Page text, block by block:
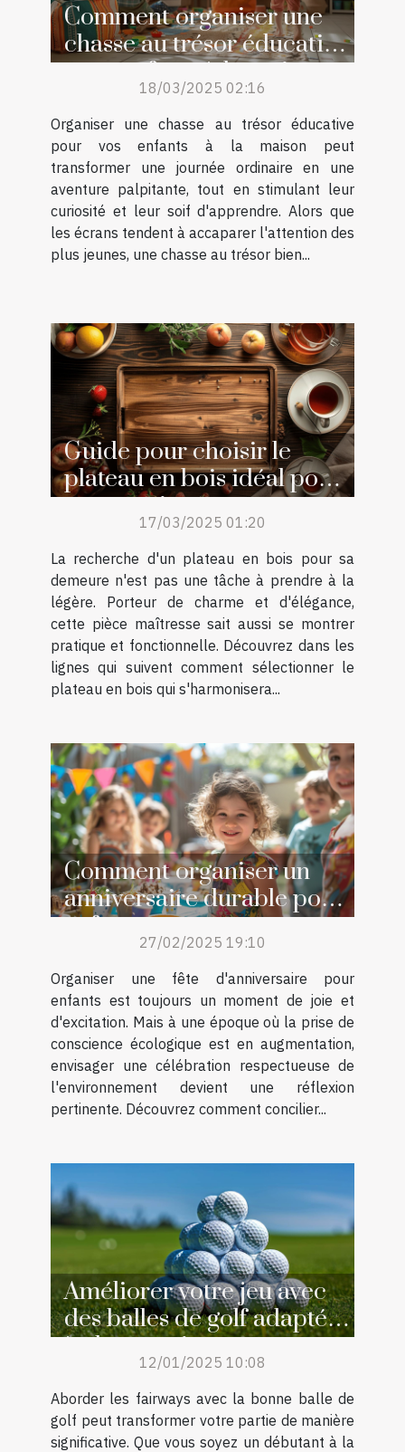
Comment organiser une
chasse au trésor éducative
pour enfants à la maison
18/03/2025 02:16
Organiser une chasse au trésor éducative
pour vos enfants à la maison peut
transformer une journée ordinaire en une
aventure palpitante, tout en stimulant leur
curiosité et leur soif d'apprendre. Alors que
les écrans tendent à accaparer l'attention des
plus jeunes, une chasse au trésor bien...
Guide pour choisir le
plateau en bois idéal pour
votre maison
17/03/2025 01:20
La recherche d'un plateau en bois pour sa
demeure n'est pas une tâche à prendre à la
légère. Porteur de charme et d'élégance,
cette pièce maîtresse sait aussi se montrer
pratique et fonctionnelle. Découvrez dans les
lignes qui suivent comment sélectionner le
plateau en bois qui s'harmonisera...
Comment organiser un
anniversaire durable pour
enfants
27/02/2025 19:10
Organiser une fête d'anniversaire pour
enfants est toujours un moment de joie et
d'excitation. Mais à une époque où la prise de
conscience écologique est en augmentation,
envisager une célébration respectueuse de
l'environnement devient une réflexion
pertinente. Découvrez comment concilier...
Améliorer votre jeu avec
des balles de golf adaptées
à chaque niveau
12/01/2025 10:08
Aborder les fairways avec la bonne balle de
golf peut transformer votre partie de manière
significative. Que vous soyez un débutant à la